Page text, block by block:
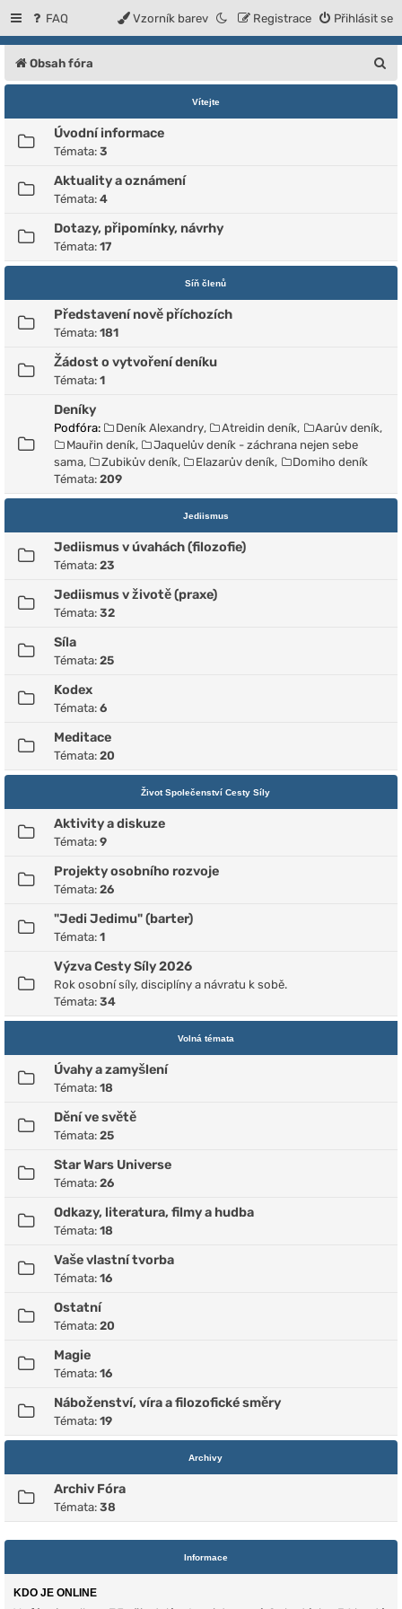
FAQ Přihlásit se
Registrace
Vzorník barev
Obsah fóra
l
Vítejte
Úvodní informace
Témata: 3
Aktuality a oznámení
Témata: 4
Dotazy, připomínky, návrhy
Témata: 17
Síň členů
Představení nově příchozích
Témata: 181
Žádost o vytvoření deníku
Témata: 1
Deníky
Podfóra: Deník Alexandry, Atreidin deník, Aarův deník,
Mauřin deník,
Jaquelův deník - záchrana nejen sebe
sama, Zubikův deník, Elazarův deník,
Domiho deník
Témata: 209
Jediismus
Jediismus v úvahách (filozofie)
Témata: 23
Jediismus v životě (praxe)
Témata: 32
Síla
Témata: 25
Kodex
Témata: 6
Meditace
Témata: 20
Život Společenství Cesty Síly
Aktivity a diskuze
Témata: 9
Projekty osobního rozvoje
Témata: 26
"Jedi Jedimu" (barter)
Témata: 1
Výzva Cesty Síly 2026
Rok osobní síly, disciplíny a návratu k sobě.
Témata: 34
Volná témata
Úvahy a zamyšlení
Témata: 18
Dění ve světě
Témata: 25
Star Wars Universe
Témata: 26
Odkazy, literatura, filmy a hudba
Témata: 18
Vaše vlastní tvorba
Témata: 16
Ostatní
Témata: 20
Magie
Témata: 16
Náboženství, víra a filozofické směry
Témata: 19
Archivy
Archiv Fóra
Témata: 38
Informace
KDO JE ONLINE